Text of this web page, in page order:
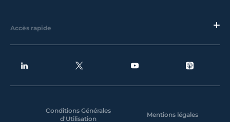
Accès rapide
Conditions Générales
d'Utilisation
Mentions légales